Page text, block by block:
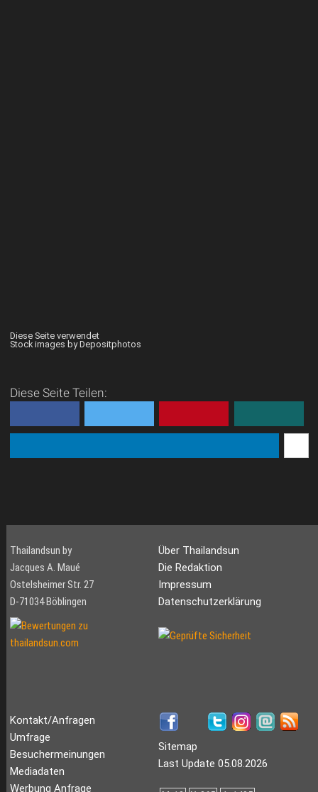
Diese Seite verwendet
Stock images by Depositphotos
Diese Seite Teilen:
Thailandsun by
Jacques A. Maué
Ostelsheimer Str. 27
D-71034 Böblingen
Über Thailandsun
Die Redaktion
Impressum
Datenschutzerklärung
Kontakt/Anfragen
Umfrage
Besuchermeinungen
Mediadaten
Werbung Anfrage
Sitemap
Last Update 05.08.2026